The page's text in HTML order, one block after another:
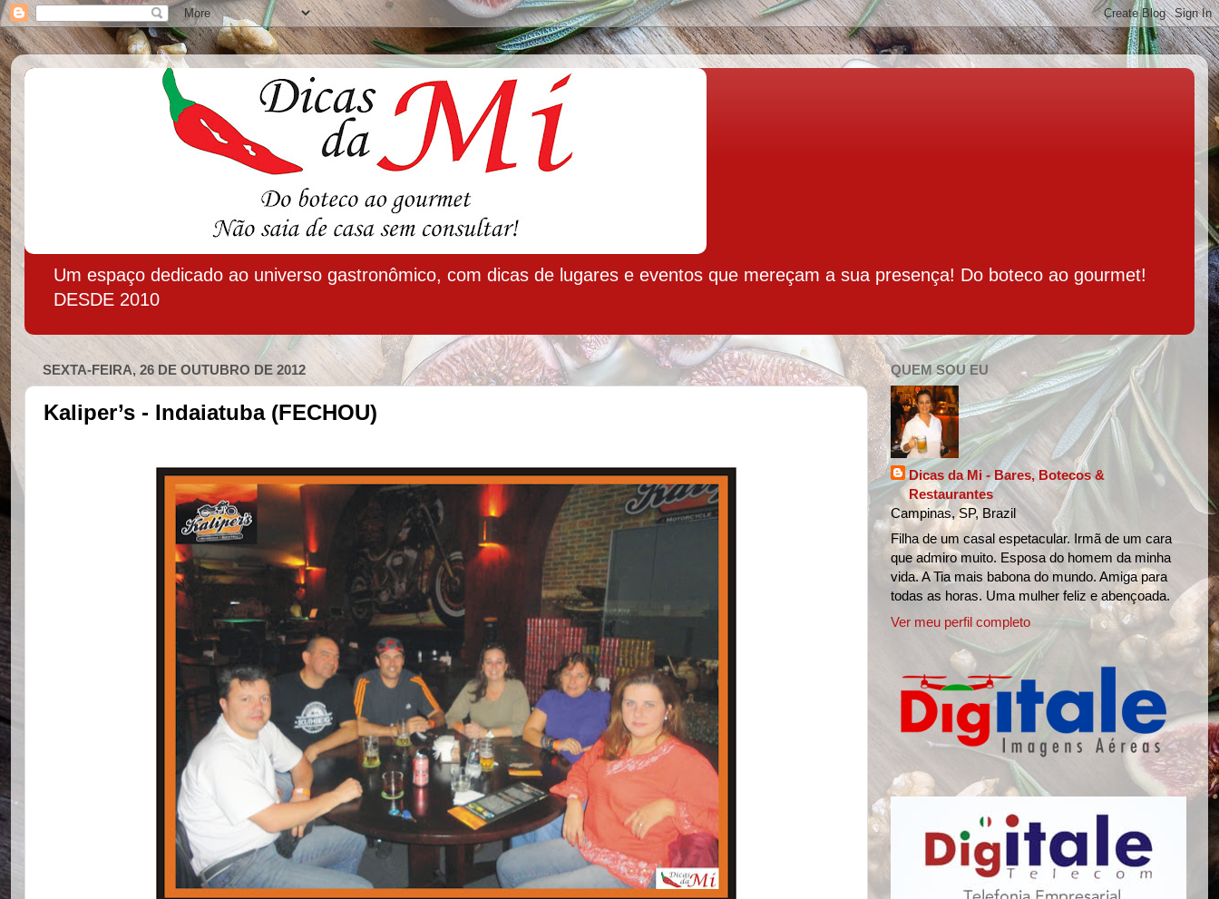
Um espaço dedicado ao universo gastronômico, com dicas de lugares e eventos que mereçam a sua presença! Do boteco ao gourmet!
DESDE 2010
SEXTA-FEIRA, 26 DE OUTUBRO DE 2012
Kaliper’s - Indaiatuba (FECHOU)
QUEM SOU EU
Dicas da Mi - Bares, Botecos &
Restaurantes
Campinas, SP, Brazil
Filha de um casal espetacular. Irmã de um cara
que admiro muito. Esposa do homem da minha
vida. A Tia mais babona do mundo. Amiga para
todas as horas. Uma mulher feliz e abençoada.
Ver meu perfil completo